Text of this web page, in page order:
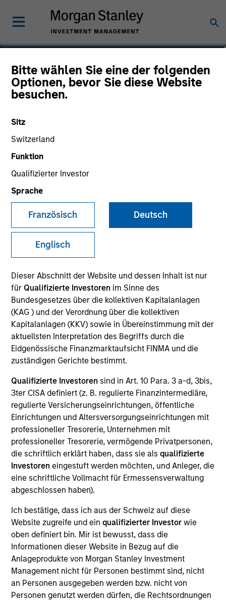
Bitte wählen Sie eine der folgenden
Optionen, bevor Sie diese Website
besuchen.
Sitz
Switzerland
Funktion
Qualifizierter Investor
Sprache
Französisch Deutsch
Englisch
Dieser Abschnitt der Website und dessen Inhalt ist nur
für Qualifizierte Investoren im Sinne des
Bundesgesetzes über die kollektiven Kapitalanlagen
(KAG ) und der Verordnung über die kollektiven
Kapitalanlagen (KKV) sowie in Übereinstimmung mit der
aktuellsten Interpretation des Begriffs durch die
Eidgenössische Finanzmarktaufsicht FINMA und die
zuständigen Gerichte bestimmt.
Qualifizierte Investoren sind in Art. 10 Para. 3 a-d, 3bis,
3ter CISA definiert (z. B. regulierte Finanzintermediäre,
regulierte Versicherungseinrichtungen, öffentliche
Einrichtungen und Altersversorgungseinrichtungen mit
professioneller Tresorerie, Unternehmen mit
professioneller Tresorerie, vermögende Privatpersonen,
die schriftlich erklärt haben, dass sie alsqualifizierte
Investoren eingestuft werden möchten, und Anleger, die
eine schriftliche Vollmacht für Ermessensverwaltung
abgeschlossen haben).
Ich bestätige, dass ich aus der Schweiz auf diese
Website zugreife und ein qualifizierter Investor wie
oben definiert bin. Mir ist bewusst, dass die
Informationen dieser Website in Bezug auf die
Anlageprodukte von Morgan Stanley Investment
Management nicht für Personen bestimmt sind, nicht
an Personen ausgegeben werden bzw. nicht von
Personen genutzt werden dürfen, die Rechtsordnungen
Maria T. Vellante
Executive Director
YEARS OF INDUSTRY EXPERIENCE
11 Years
TEAM
Global Opportunity
Maria Vellante is a portfolio specialist for Global
Opportunity. She joined Morgan Stanley in 2014 and
has 10 years of investment experience. Maria
joined Global Opportunity in 2023. Prior to her
current role, she was an Executive Director on the
corporate investor relations team. Maria previously
held roles in corporate finance and institutional
equities. She earned her BSc in finance and BA in
economics from Boston College.
Team Insights